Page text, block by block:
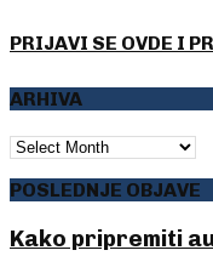
PRIJAVI SE OVDE I
ARHIVA
ARHIVA
POSLEDNJE OBJAVE
Kako pripremiti